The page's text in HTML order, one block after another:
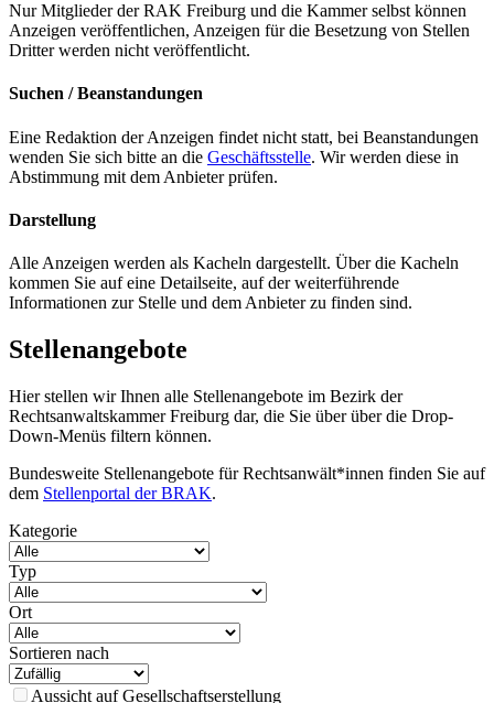
Nur Mitglieder der RAK Freiburg und die Kammer selbst können
Anzeigen veröffentlichen, Anzeigen für die Besetzung von Stellen
Dritter werden nicht veröffentlicht.
Suchen / Beanstandungen
Eine Redaktion der Anzeigen findet nicht statt, bei Beanstandungen
wenden Sie sich bitte an die Geschäftsstelle. Wir werden diese in
Abstimmung mit dem Anbieter prüfen.
Darstellung
Alle Anzeigen werden als Kacheln dargestellt. Über die Kacheln
kommen Sie auf eine Detailseite, auf der weiterführende
Informationen zur Stelle und dem Anbieter zu finden sind.
Stellenangebote
Hier stellen wir Ihnen alle Stellenangebote im Bezirk der
Rechtsanwaltskammer Freiburg dar, die Sie über über die Drop-
Down-Menüs filtern können.
Bundesweite Stellenangebote für Rechtsanwält*innen finden Sie auf
dem Stellenportal der BRAK.
Kategorie
Typ
Ort
Sortieren nach
Aussicht auf Gesellschaftserstellung